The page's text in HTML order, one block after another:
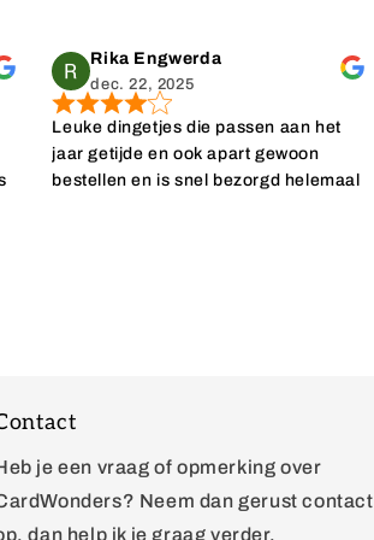
Rika Engwerda
dec. 22, 2025
Leuke dingetjes die passen aan het
jaar getijde en ook apart gewoon
bestellen en is snel bezorgd helemaal
je een vraag of opmerking over
Neem dan gerust contact
dan help ik je graag verder.